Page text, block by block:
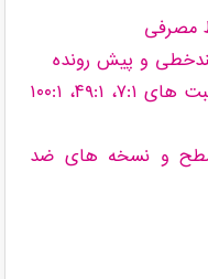
مصرفی
و پیش رونده
امکان انتخاب گیربکس با نسبت های ۷:۱، ۴۹:۱، ۱۰۰:۱
سطح و نسخه های ضد